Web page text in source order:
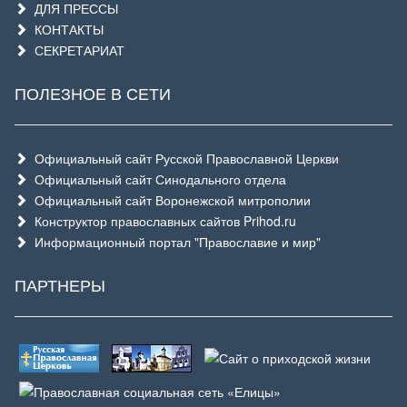
ДЛЯ ПРЕССЫ
КОНТАКТЫ
СЕКРЕТАРИАТ
ПОЛЕЗНОЕ В СЕТИ
Официальный сайт Русской Православной Церкви
Официальный сайт Синодального отдела
Официальный сайт Воронежской митрополии
Конструктор православных сайтов Prihod.ru
Информационный портал "Православие и мир"
ПАРТНЕРЫ